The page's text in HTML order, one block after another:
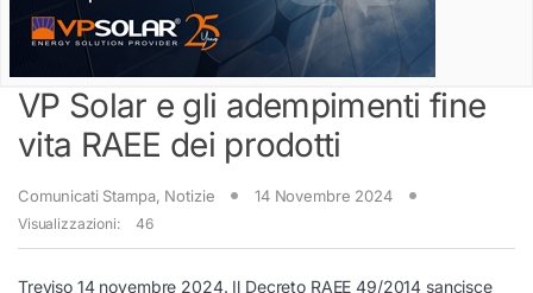
VP Solar e gli adempimenti fine
vita RAEE dei prodotti
Comunicati Stampa, Notizie 14 Novembre 2024
Visualizzazioni: 46
Treviso 14 novembre 2024. Il Decreto RAEE 49/2014 sancisce